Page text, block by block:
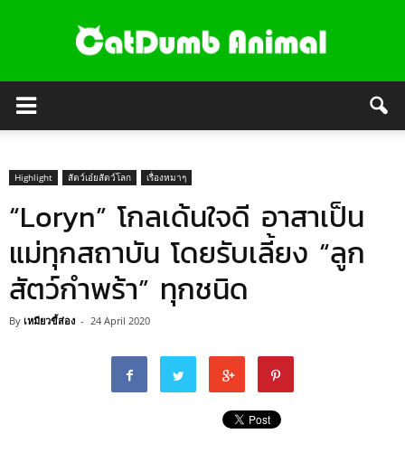
Highlight สัตว์เอ๋ยสัตว์โลก เรื่องหมาๆ
“Loryn” โกลเด้นใจดี อาสาเป็น
แม่ทุกสถาบัน โดยรับเลี้ยง “ลูก
สัตว์กำพร้า” ทุกชนิด
By เหมียวขี้ส่อง - 24 April 2020